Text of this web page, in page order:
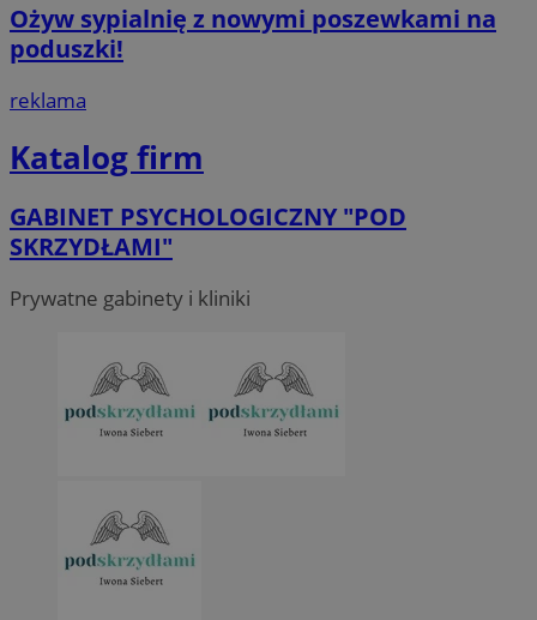
Ożyw sypialnię z nowymi poszewkami na
poduszki!
reklama
Katalog firm
GABINET PSYCHOLOGICZNY "POD
SKRZYDŁAMI"
Prywatne gabinety i kliniki